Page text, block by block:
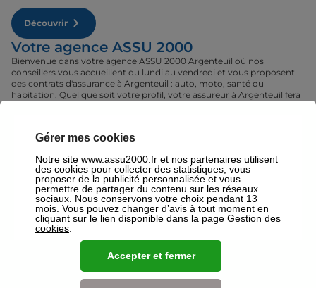
Découvrir
Votre agence ASSU 2000
Bienvenue dans votre agence ASSU 2000 Argenteuil où nos
conseillers vous accueillent du lundi au vendredi et vous proposent
des contrats d'assurance à Argenteuil : auto, moto, santé ou
habitation. Quel que soit votre profil, votre assureur à Argenteuil fera
devis gratuit pour vos assurances ou mutuelles à Argenteuil.
Nos offres pour les particuliers
Assurance Auto
Des tarifs adaptés à tous les profils
Gérer mes cookies
Notre site www.assu2000.fr et nos partenaires utilisent
des cookies pour collecter des statistiques, vous
proposer de la publicité personnalisée et vous
permettre de partager du contenu sur les réseaux
sociaux. Nous conservons votre choix pendant 13
mois. Vous pouvez changer d’avis à tout moment en
cliquant sur le lien disponible dans la page Gestion des
cookies
Accepter et fermer